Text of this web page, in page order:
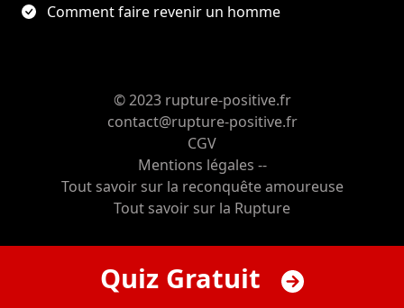
Comment faire revenir un homme
© 2023 rupture-positive.fr
contact@rupture-positive.fr
CGV
Mentions légales --
Tout savoir sur la reconquête amoureuse
Tout savoir sur la Rupture
Quiz Gratuit